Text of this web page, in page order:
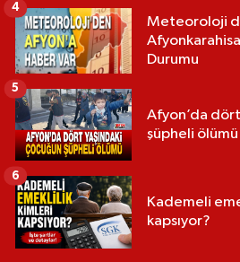
Meteoroloji
Durumu
4
Afyon’da
şüpheli ölümü
5
Kademeli
kapsıyor?
6